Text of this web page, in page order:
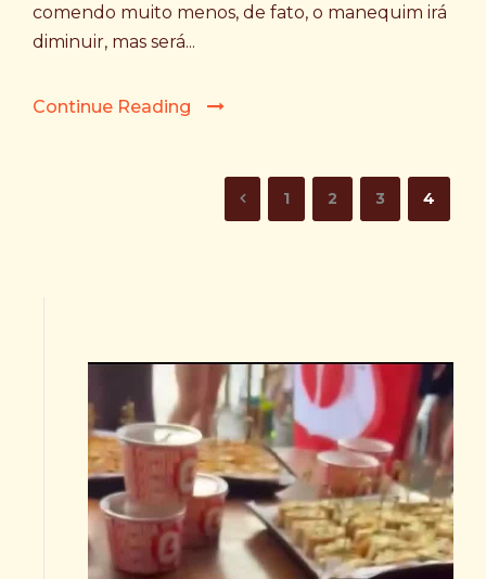
comendo muito menos, de fato, o manequim irá
diminuir, mas será...
Continue Reading
1 2 3 4